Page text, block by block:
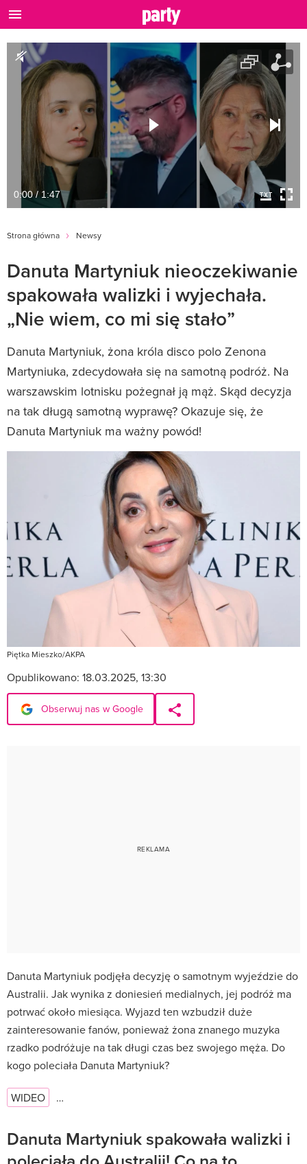
0:00 / 1:47
Strona główna Newsy
Danuta Martyniuk nieoczekiwanie
spakowała walizki i wyjechała.
„Nie wiem, co mi się stało”
Danuta Martyniuk, żona króla disco polo Zenona
Martyniuka, zdecydowała się na samotną podróż. Na
warszawskim lotnisku pożegnał ją mąż. Skąd decyzja
na tak długą samotną wyprawę? Okazuje się, że
Danuta Martyniuk ma ważny powód!
Piętka Mieszko/AKPA
Opublikowano: 18.03.2025, 13:30
Obserwuj nas w Google
Danuta Martyniuk podjęła decyzję o samotnym wyjeździe do
Australii. Jak wynika z doniesień medialnych, jej podróż ma
potrwać około miesiąca. Wyjazd ten wzbudził duże
zainteresowanie fanów, ponieważ żona znanego muzyka
rzadko podróżuje na tak długi czas bez swojego męża. Do
kogo poleciała Danuta Martyniuk?
WIDEO …
Danuta Martyniuk spakowała walizki i